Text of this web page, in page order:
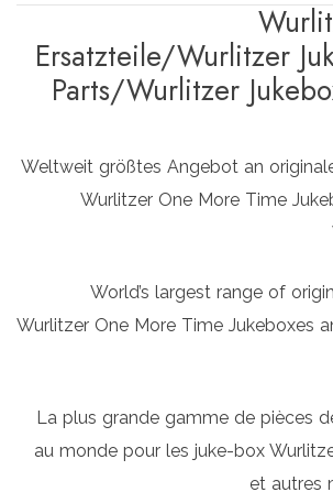
Ersatzteile/Wurlitzer
Parts/Wurlitzer
Weltweit größtes Angebot an
Wurlitzer One More Time
World’s largest range of
Wurlitzer One More Time Jukeboxes
La plus grande gamme de pièces
au monde pour les juke-box
et autres